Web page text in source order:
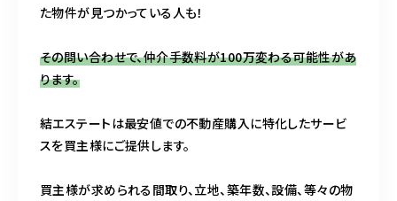
た物件が見つかっている人も！
その問い合わせで、仲介手数料が100万変わる可能性があ
ります。
結エステートは最安値での不動産購入に特化したサービ
スを買主様にご提供します。
買主様が求められる間取り、立地、築年数、設備、等々の物